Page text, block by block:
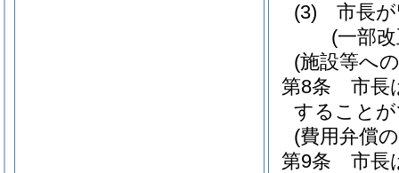
(3)
市長
(一部
(施設等へ
第8条
市長
すること
(費用弁償
第9条
市長